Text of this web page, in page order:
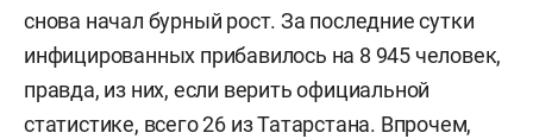
снова начал бурный рост. За последние сутки
инфицированных прибавилось на 8 945 человек,
правда, из них, если верить официальной
статистике, всего 26 из Татарстана. Впрочем,